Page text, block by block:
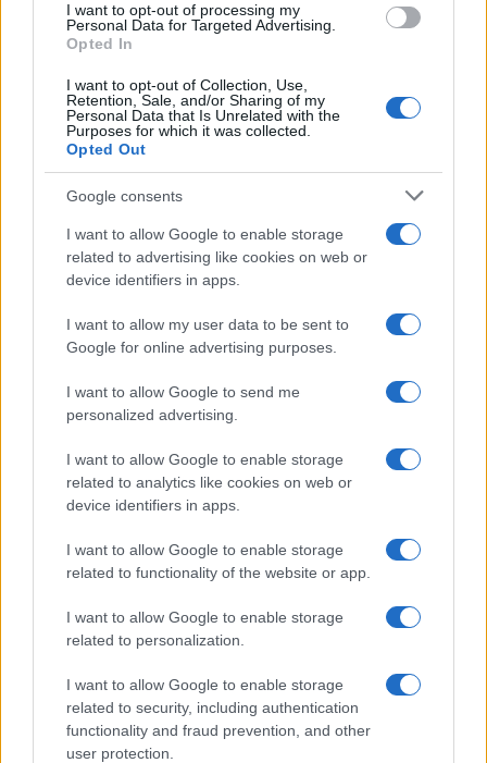
I want to opt-out of processing my
Personal Data for Targeted Advertising.
Opted In
I want to opt-out of Collection, Use,
Retention, Sale, and/or Sharing of my
Personal Data that Is Unrelated with the
Purposes for which it was collected.
Opted Out
Google consents
I want to allow Google to enable storage
related to advertising like cookies on web or
device identifiers in apps.
I want to allow my user data to be sent to
Google for online advertising purposes.
I want to allow Google to send me
personalized advertising.
I want to allow Google to enable storage
related to analytics like cookies on web or
device identifiers in apps.
I want to allow Google to enable storage
related to functionality of the website or app.
I want to allow Google to enable storage
related to personalization.
I want to allow Google to enable storage
related to security, including authentication
functionality and fraud prevention, and other
user protection.
Premesso che nella vita tutti possono cambiare
opinione, iniziano però ad essere curiosamente
un po’ troppi quelli che oggi rinnegano il proprio
passato. E sarebbe interessante capire perché…
Guglielmo Matroianni, 9 marzo 2026
Nicolaporro.it è anche su Whatsapp. È
essere sempre aggiornati (gratis).
#REFERENDUM COSTITUZIONALE
35
“I lavori sulle ferrovie a
Firenze? Così abbiamo
spiegato che erano necessari”